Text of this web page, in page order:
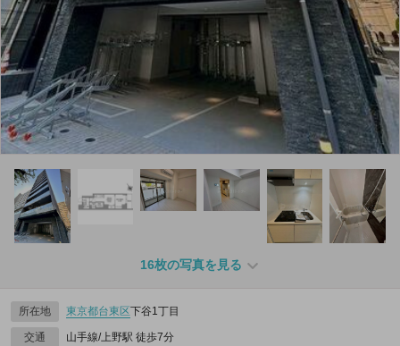
16枚の写真を見る
所在地 東京都台東区下谷1丁目
交通
山手線/上野駅 徒歩7分